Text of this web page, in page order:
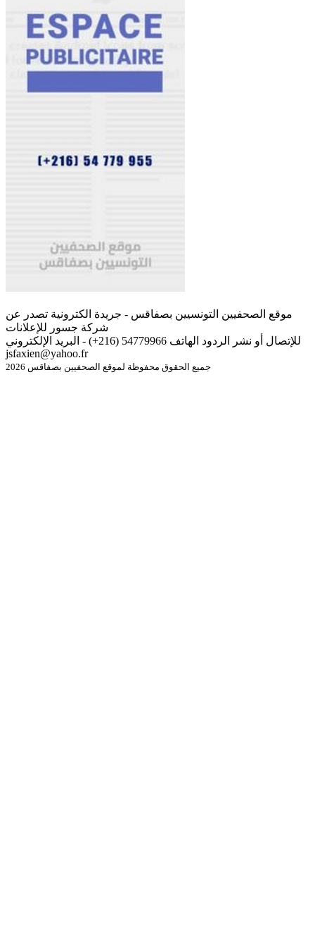
موقع الصحفيين التونسيين بصفاقس - جريدة الكترونية تصدر عن
شركة جسور للإعلانات
للإتصال أو نشر الردود الهاتف 54779966 (216+) - البريد الإلكتروني
jsfaxien@yahoo.fr
جميع الحقوق محفوظة لموقع الصحفيين بصفاقس 2026